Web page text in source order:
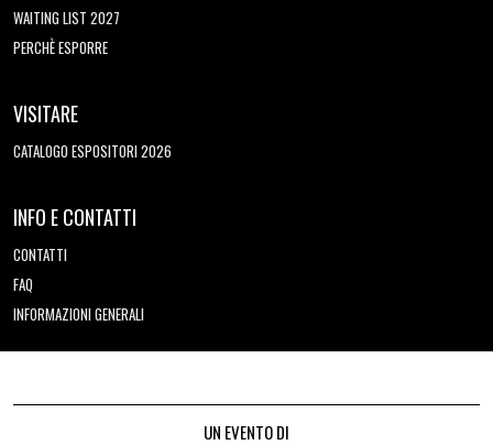
WAITING LIST 2027
PERCHÈ ESPORRE
VISITARE
CATALOGO ESPOSITORI 2026
INFO E CONTATTI
CONTATTI
FAQ
INFORMAZIONI GENERALI
UN EVENTO DI